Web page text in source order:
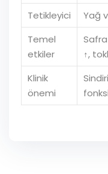
Tetikleyici
Yağ
Temel
etkiler
Safra
↑,
Klinik
önemi